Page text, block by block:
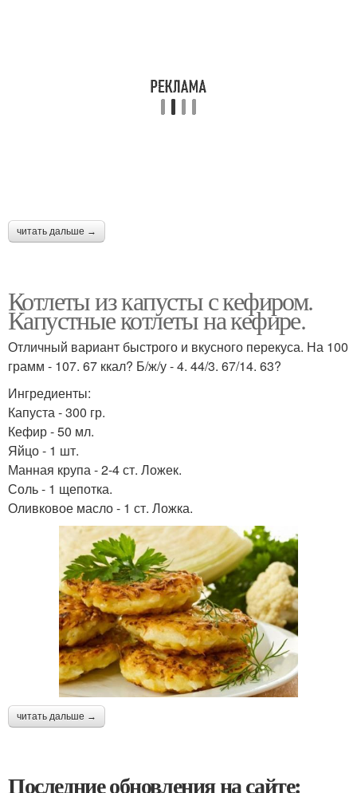
читать дальше →
Котлеты из капусты с кефиром.
Капустные котлеты на кефире.
Отличный вариант быстрого и вкусного перекуса. На 100
грамм - 107. 67 ккал? Б/ж/у - 4. 44/3. 67/14. 63?
Ингредиенты:
Капуста - 300 гр.
Кефир - 50 мл.
Яйцо - 1 шт.
Манная крупа - 2-4 ст. Ложек.
Соль - 1 щепотка.
Оливковое масло - 1 ст. Ложка.
читать дальше →
Последние обновления на сайте: